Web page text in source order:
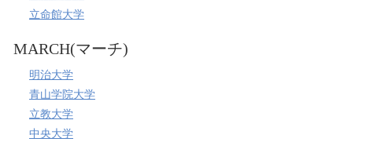
立命館大学
MARCH(マーチ)
明治大学
青山学院大学
立教大学
中央大学